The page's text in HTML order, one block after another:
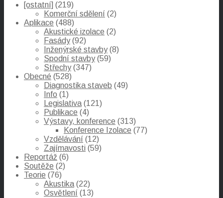
[ostatní] (219)
Komerční sdělení (2)
Aplikace (488)
Akustické izolace (2)
Fasády(92)
Inženýrské stavby(8)
Spodní stavby(59)
Střechy(347)
Obecné (528)
Diagnostika staveb (49)
Info (1)
Legislativa (121)
Publikace (4)
Výstavy, konference (313)
Konference Izolace (77)
Vzdělávání (12)
Zajímavosti (59)
Reportáž (6)
Soutěže (2)
Teorie (76)
Akustika (22)
Osvětlení (13)